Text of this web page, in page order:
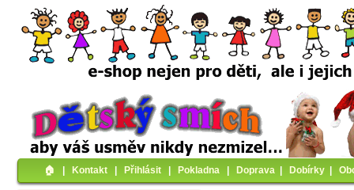
🏠︎ Kontakt Přihlásit Pokladna Doprava Dobírky